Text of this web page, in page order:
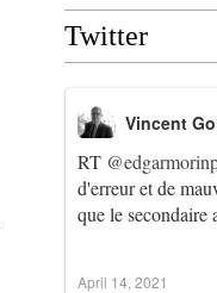
Twitter
RT
d'erreur et de
que le
Vincent
April 14, 2021